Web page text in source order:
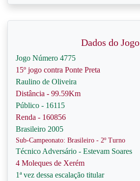
Dados do Jogo
Jogo Número 4775
15º jogo contra Ponte Preta
Raulino de Oliveira
Distância - 99.59Km
Público - 16115
Renda - 160856
Brasileiro 2005
Sub-Campeonato: Brasileiro - 2º Turno
Técnico Adversário - Estevam Soares
4 Moleques de Xerém
1ª vez dessa escalação titular